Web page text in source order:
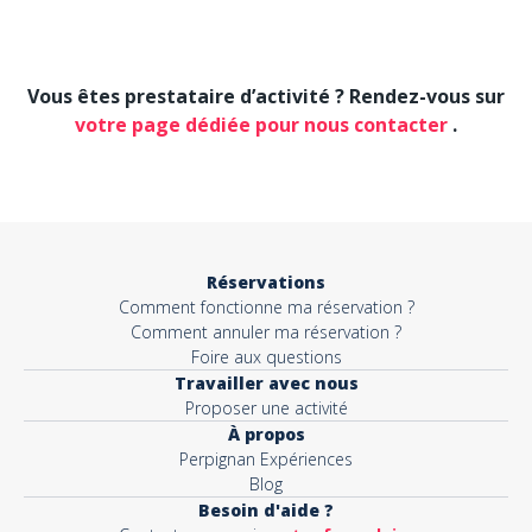
Votre email*
Vous êtes prestataire d’activité ? Rendez-vous sur
votre page dédiée pour nous contacter .
Réservations
Comment fonctionne ma réservation ?
Comment annuler ma réservation ?
Foire aux questions
Travailler avec nous
Proposer une activité
À propos
Perpignan Expériences
Blog
Besoin d'aide ?